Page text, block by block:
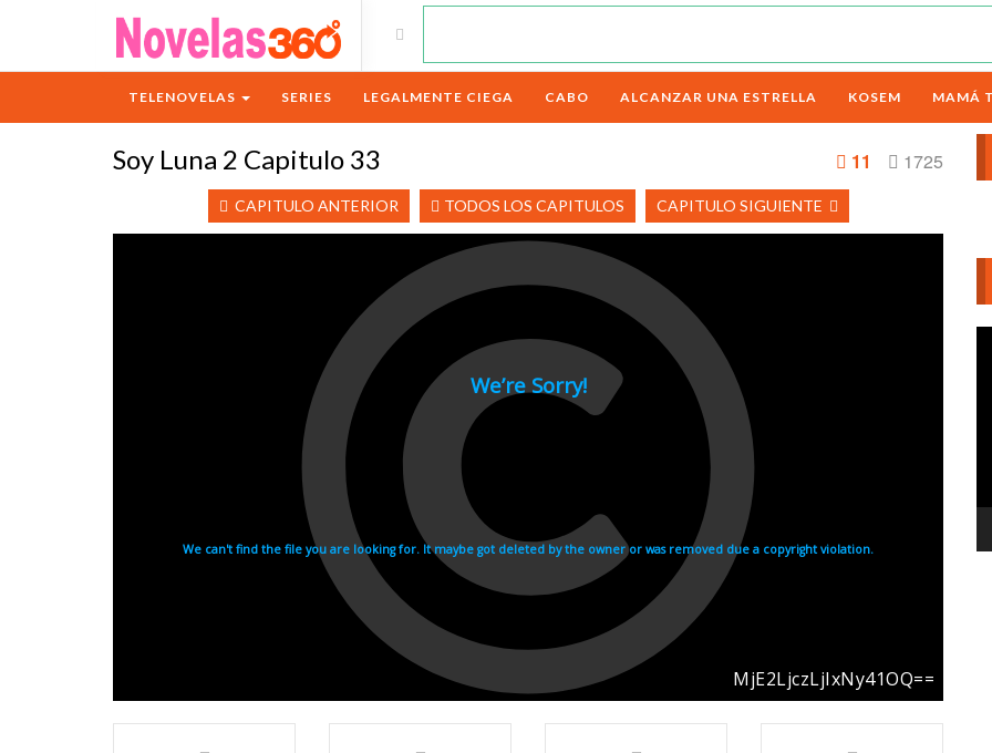
TELENOVELAS SERIES LEGALMENTE CIEGA CABO ALCANZAR UNA ESTRELLA KOSEM MAMÁ
Soy Luna 2 Capitulo 33 1725
11
CAPITULO ANTERIOR TODOS LOS CAPITULOS CAPITULO SIGUIENTE